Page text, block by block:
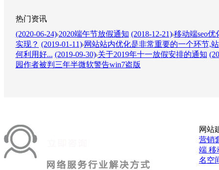
热门资讯
(2020-06-24) 2020端午节放假通知 (2018-12-21) 移动端seo优
实现？ (2019-01-11) 网站站内优化是非常重要的一个环节,
何利用好... (2019-09-30) 关于2019年十一放假安排的通知
园作者被判三年半微软警告win7盗版
网站
营销
端 移
名空